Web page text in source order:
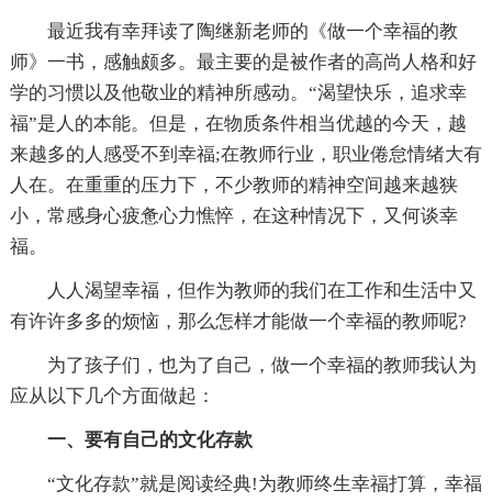
最近我有幸拜读了陶继新老师的《做一个幸福的教
师》一书，感触颇多。最主要的是被作者的高尚人格和好
学的习惯以及他敬业的精神所感动。“渴望快乐，追求幸
福”是人的本能。但是，在物质条件相当优越的今天，越
来越多的人感受不到幸福;在教师行业，职业倦怠情绪大有
人在。在重重的压力下，不少教师的精神空间越来越狭
小，常感身心疲惫心力憔悴，在这种情况下，又何谈幸
福。
人人渴望幸福，但作为教师的我们在工作和生活中又
有许许多多的烦恼，那么怎样才能做一个幸福的教师呢?
为了孩子们，也为了自己，做一个幸福的教师我认为
应从以下几个方面做起：
一、要有自己的文化存款
“文化存款”就是阅读经典!为教师终生幸福打算，幸福